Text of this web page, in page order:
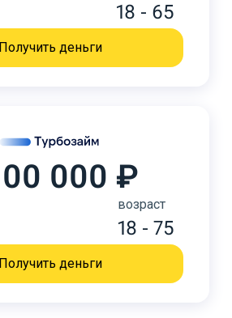
18 - 65
Получить деньги
000 ₽
возраст
18 - 75
Получить деньги